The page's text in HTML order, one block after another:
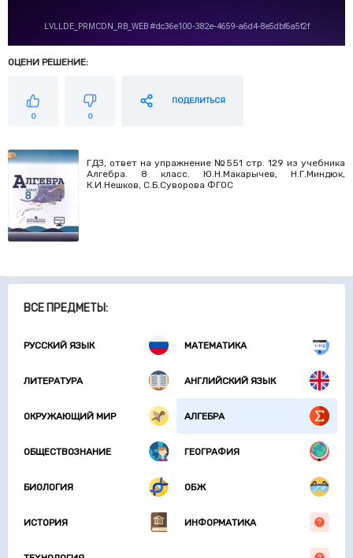
ВСЕ ПРЕДМЕТЫ:
РУССКИЙ ЯЗЫК МАТЕМАТИКА
ЛИТЕРАТУРА АНГЛИЙСКИЙ ЯЗЫК
ОКРУЖАЮЩИЙ МИР АЛГЕБРА
ОБЩЕСТВОЗНАНИЕ ГЕОГРАФИЯ
БИОЛОГИЯ ОБЖ
ИСТОРИЯ ИНФОРМАТИКА
ОЦЕНИ РЕШЕНИЕ:
0 0
ПОДЕЛИТЬСЯ
ГДЗ, ответ на упражнение №551 стр. 129 из учебника
Алгебра. 8 класс. Ю.Н.Макарычев, Н.Г.Миндюк,
К.И.Нешков, С.Б.Суворова ФГОС